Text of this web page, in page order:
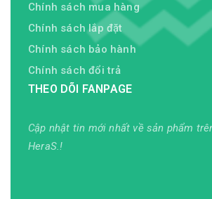
Chính sách mua hàng
Chính sách lắp đặt
Chính sách bảo hành
Chính sách đổi trả
THEO DÕI FANPAGE
Cập nhật tin mới nhất về sản phẩm
HeraS.!